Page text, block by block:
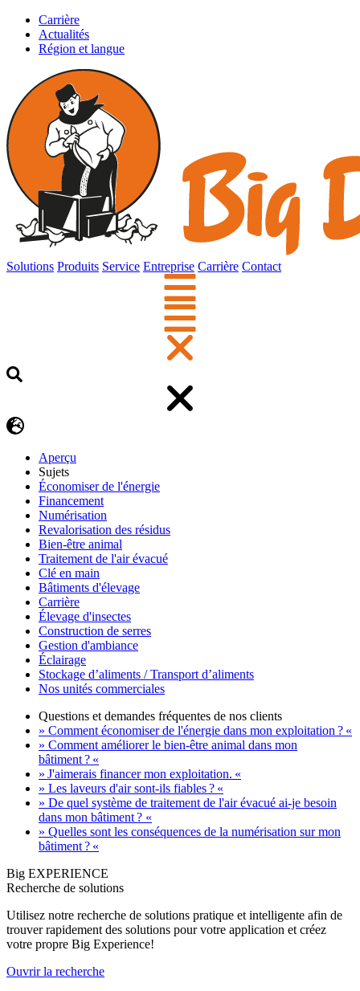
Carrière
Actualités
Région et langue
Solutions Produits Service Entreprise Carrière Contact
Aperçu
Sujets
Économiser de l'énergie
Financement
Numérisation
Revalorisation des résidus
Bien-être animal
Traitement de l'air évacué
Clé en main
Bâtiments d'élevage
Carrière
Élevage d'insectes
Construction de serres
Gestion d'ambiance
Éclairage
Stockage d’aliments / Transport d’aliments
Nos unités commerciales
Questions et demandes fréquentes de nos clients
» Comment économiser de l'énergie dans mon exploitation ? «
» Comment améliorer le bien-être animal dans mon
bâtiment ? «
» J'aimerais financer mon exploitation. «
» Les laveurs d'air sont-ils fiables ? «
» De quel système de traitement de l'air évacué ai-je besoin
dans mon bâtiment ? «
» Quelles sont les conséquences de la numérisation sur mon
bâtiment ? «
Big EXPERIENCE
Recherche de solutions
Utilisez notre recherche de solutions pratique et intelligente afin de
trouver rapidement des solutions pour votre application et créez
votre propre Big Experience!
Ouvrir la recherche